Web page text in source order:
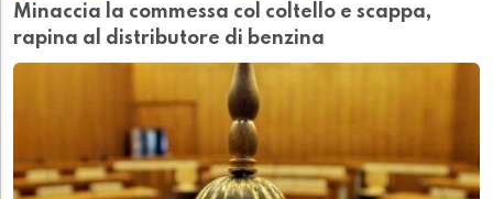
Minaccia la commessa col coltello e scappa,
rapina al distributore di benzina